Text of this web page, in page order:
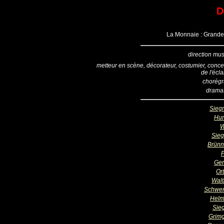
La Monnaie :
direction
metteur en scène, décorateur, costumier,
de